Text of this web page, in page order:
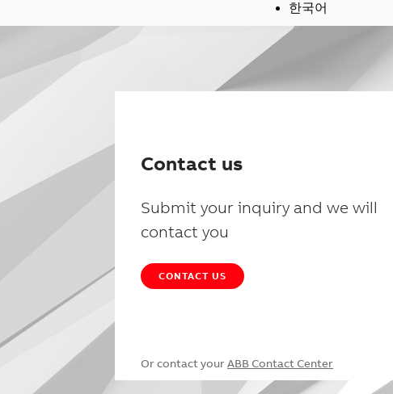
한국어
Contact us
Submit your inquiry and we will
contact you
CONTACT US
Or contact your ABB Contact Center